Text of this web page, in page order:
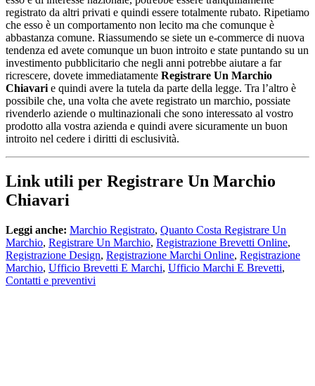
registrato da altri privati e quindi essere totalmente rubato. Ripetiamo
che esso è un comportamento non lecito ma che comunque è
abbastanza comune. Riassumendo se siete un e-commerce di nuova
tendenza ed avete comunque un buon introito e state puntando su un
investimento pubblicitario che negli anni potrebbe aiutare a far
ricrescere, dovete immediatamente Registrare Un Marchio
Chiavari e quindi avere la tutela da parte della legge. Tra l’altro è
possibile che, una volta che avete registrato un marchio, possiate
rivenderlo aziende o multinazionali che sono interessato al vostro
prodotto alla vostra azienda e quindi avere sicuramente un buon
introito nel cedere i diritti di esclusività.
Link utili per Registrare Un Marchio
Chiavari
Leggi anche: Marchio Registrato, Quanto Costa Registrare Un
Marchio, Registrare Un Marchio, Registrazione Brevetti Online,
Registrazione Design, Registrazione Marchi Online, Registrazione
Marchio, Ufficio Brevetti E Marchi, Ufficio Marchi E Brevetti,
Contatti e preventivi